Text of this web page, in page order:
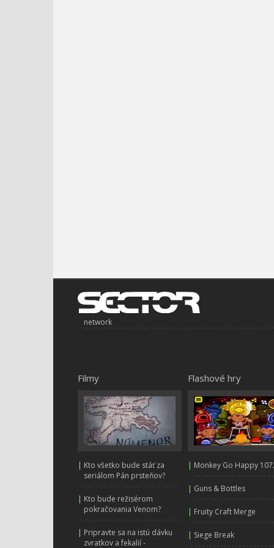
network
Filmy
| Kto všetko bude stáť za
seriálom Pán prsteňov?
| Kto bude režisérom
pokračovania Venom?
| Pripravte sa na istú dávku
zvratkov a fekalií -
Flashové hry
| Monkey Go Happy
| Guns & Bottles
| Fruity Craft Merge
| Siege Break